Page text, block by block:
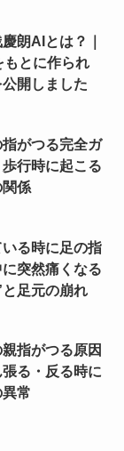
朗AIとは？｜
もとに作られ
開しました
指がつる完全ガ
行時に起こる
関係
いる時に足の指
突然痛くなる
と足元の崩れ
親指がつる原因
る・反る時に
常